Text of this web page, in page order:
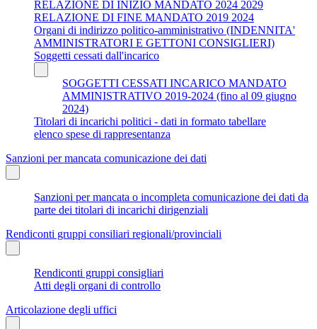
RELAZIONE DI INIZIO MANDATO 2024 2029
RELAZIONE DI FINE MANDATO 2019 2024
Organi di indirizzo politico-amministrativo (INDENNITA'
AMMINISTRATORI E GETTONI CONSIGLIERI)
Soggetti cessati dall'incarico
SOGGETTI CESSATI INCARICO MANDATO
AMMINISTRATIVO 2019-2024 (fino al 09 giugno
2024)
Titolari di incarichi politici - dati in formato tabellare
elenco spese di rappresentanza
Sanzioni per mancata comunicazione dei dati
Sanzioni per mancata o incompleta comunicazione dei dati da
parte dei titolari di incarichi dirigenziali
Rendiconti gruppi consiliari regionali/provinciali
Rendiconti gruppi consigliari
Atti degli organi di controllo
Articolazione degli uffici